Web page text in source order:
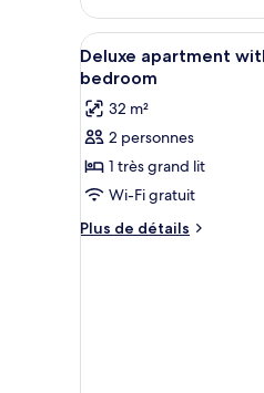
le
type
de
chambre
terrasse
Afficher
toutes
les
photos
pour
ce
type
de
9
Deluxe apartment
bedroom
32 m²
2 personnes
1 très grand lit
Wi-Fi gratuit
Plus de détails
Plus